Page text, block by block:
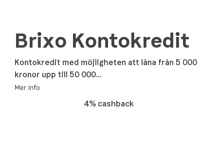
Brixo Kontokredit
Kontokredit med möjligheten att låna från 5 000
kronor upp till 50 000...
Mer info
4% cashback